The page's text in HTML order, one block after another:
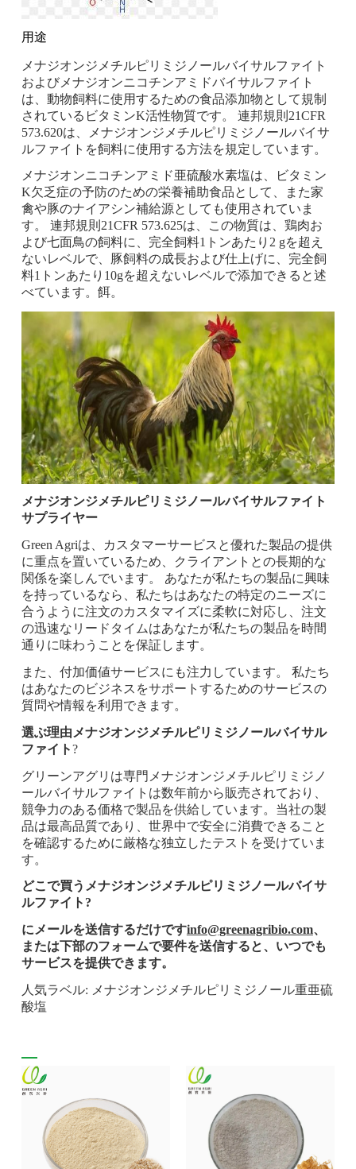
用途
メナジオンジメチルピリミジノールバイサルファイト
およびメナジオンニコチンアミドバイサルファイト
は、動物飼料に使用するための食品添加物として規制
されているビタミンK活性物質です。 連邦規則21CFR
573.620は、メナジオンジメチルピリミジノールバイサ
ルファイトを飼料に使用する方法を規定しています。
メナジオンニコチンアミド亜硫酸水素塩は、ビタミン
K欠乏症の予防のための栄養補助食品として、また家
禽や豚のナイアシン補給源としても使用されていま
す。 連邦規則21CFR 573.625は、この物質は、鶏肉お
よび七面鳥の飼料に、完全飼料1トンあたり2 gを超え
ないレベルで、豚飼料の成長および仕上げに、完全飼
料1トンあたり10gを超えないレベルで添加できると述
べています。餌。
メナジオンジメチルピリミジノールバイサルファイト
サプライヤー
Green Agriは、カスタマーサービスと優れた製品の提供
に重点を置いているため、クライアントとの長期的な
関係を楽しんでいます。 あなたが私たちの製品に興味
を持っているなら、私たちはあなたの特定のニーズに
合うように注文のカスタマイズに柔軟に対応し、注文
の迅速なリードタイムはあなたが私たちの製品を時間
通りに味わうことを保証します。
また、付加価値サービスにも注力しています。 私たち
はあなたのビジネスをサポートするためのサービスの
質問や情報を利用できます。
選ぶ理由 メナジオンジメチルピリミジノールバイサル
ファイト?
グリーンアグリは専門 メナジオンジメチルピリミジノ
ールバイサルファイトは数年前から販売されており、
競争力のある価格で製品を供給しています。当社の製
品は最高品質であり、世界中で安全に消費できること
を確認するために厳格な独立したテストを受けていま
す。
どこで買う メナジオンジメチルピリミジノールバイサ
ルファイト ?
にメールを送信するだけですinfo@greenagribio.com、
または下部のフォームで要件を送信すると、いつでも
サービスを提供できます。
人気ラベル: メナジオンジメチルピリミジノール重亜硫
酸塩